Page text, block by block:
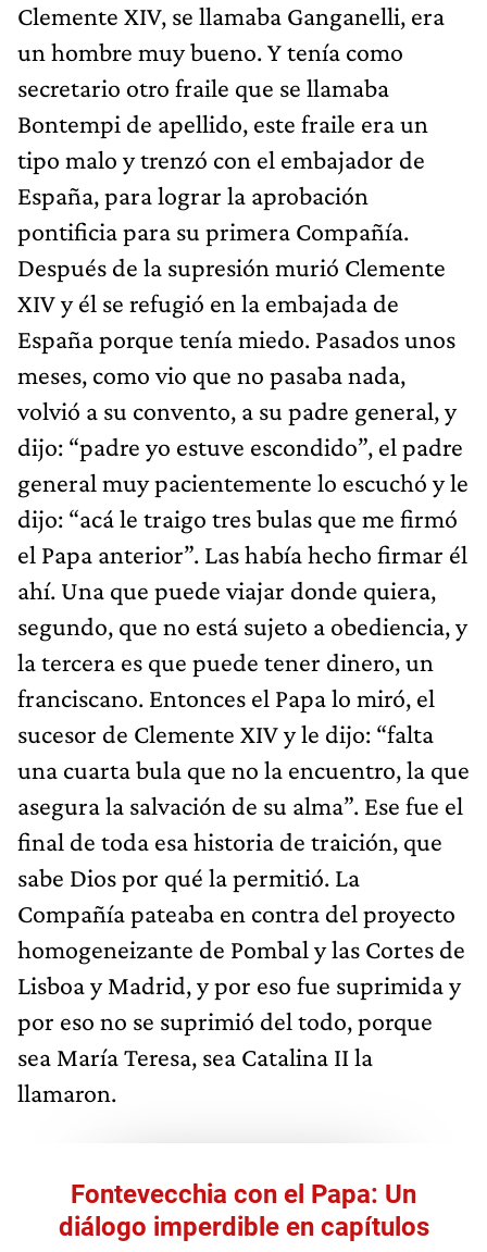
Clemente XIV, se llamaba Ganganelli, era
un hombre muy bueno. Y tenía como
secretario otro fraile que se llamaba
Bontempi de apellido, este fraile era un
tipo malo y trenzó con el embajador de
España, para lograr la aprobación
pontificia para su primera Compañía.
Después de la supresión murió Clemente
XIV y él se refugió en la embajada de
España porque tenía miedo. Pasados unos
meses, como vio que no pasaba nada,
volvió a su convento, a su padre general, y
dijo: “padre yo estuve escondido”, el padre
general muy pacientemente lo escuchó y le
dijo: “acá le traigo tres bulas que me firmó
el Papa anterior”. Las había hecho firmar él
ahí. Una que puede viajar donde quiera,
segundo, que no está sujeto a obediencia, y
la tercera es que puede tener dinero, un
franciscano. Entonces el Papa lo miró, el
sucesor de Clemente XIV y le dijo: “falta
una cuarta bula que no la encuentro, la que
asegura la salvación de su alma”. Ese fue el
final de toda esa historia de traición, que
sabe Dios por qué la permitió. La
Compañía pateaba en contra del proyecto
homogeneizante de Pombal y las Cortes de
Lisboa y Madrid, y por eso fue suprimida y
por eso no se suprimió del todo, porque
sea María Teresa, sea Catalina II la
llamaron.
Fontevecchia con el Papa: Un
diálogo imperdible en capítulos